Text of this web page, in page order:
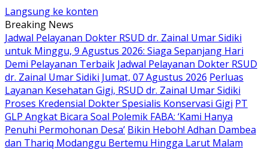
Langsung ke konten
Breaking News
Jadwal Pelayanan Dokter RSUD dr. Zainal Umar Sidiki
untuk Minggu, 9 Agustus 2026: Siaga Sepanjang Hari
Demi Pelayanan Terbaik Jadwal Pelayanan Dokter RSUD
dr. Zainal Umar Sidiki Jumat, 07 Agustus 2026 Perluas
Layanan Kesehatan Gigi, RSUD dr. Zainal Umar Sidiki
Proses Kredensial Dokter Spesialis Konservasi Gigi PT
GLP Angkat Bicara Soal Polemik FABA: ‘Kami Hanya
Penuhi Permohonan Desa’ Bikin Heboh! Adhan Dambea
dan Thariq Modanggu Bertemu Hingga Larut Malam